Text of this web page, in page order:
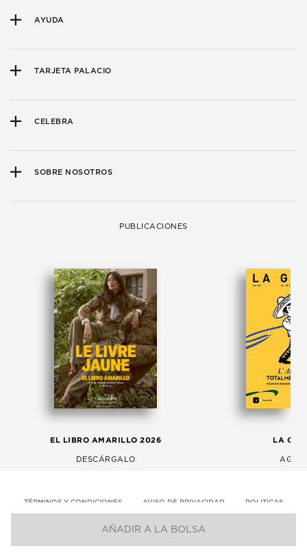
AÑADIR A LA BOLSA
AYUDA
TARJETA PALACIO
CELEBRA
SOBRE NOSOTROS
PUBLICACIONES
EL LIBRO AMARILLO 2026
DESCÁRGALO
LA
TÉRMINOS Y CONDICIONES AVISO DE PRIVACIDAD POLITICAS